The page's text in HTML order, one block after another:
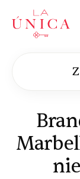
La Única